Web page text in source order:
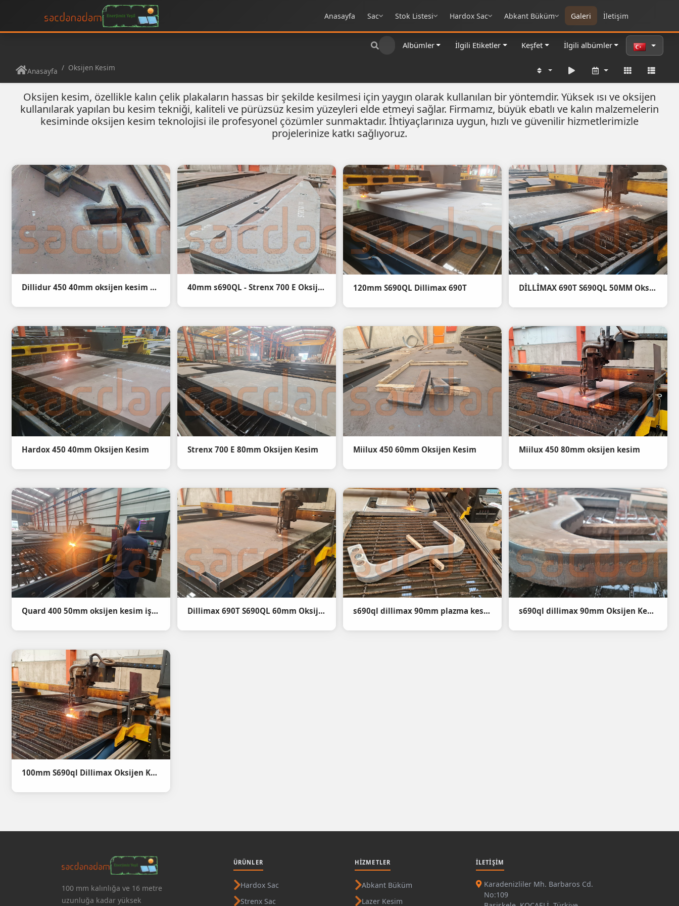
Anasayfa Sac Stok Listesi Hardox Sac Abkant Büküm Galeri İletişim
Albümler İlgili Etiketler Keşfet İlgili albümler
Anasayfa Oksijen Kesim
Oksijen kesim, özellikle kalın çelik plakaların hassas bir şekilde kesilmesi için yaygın olarak kullanılan bir yöntemdir. Yüksek ısı ve oksijen
kullanılarak yapılan bu kesim tekniği, kaliteli ve pürüzsüz kesim yüzeyleri elde etmeyi sağlar. Firmamız, büyük ebatlı ve kalın malzemelerin
kesiminde oksijen kesim teknolojisi ile profesyonel çözümler sunmaktadır. İhtiyaçlarınıza uygun, hızlı ve güvenilir hizmetlerimizle
projelerinize katkı sağlıyoruz.
Dillidur 450 40mm oksijen kesim aşınma sacı 40mm s690QL - Strenx 700 E Oksijen Kesim İşlemi 120mm S690QL Dillimax 690T DİLLİMAX 690T S690QL 50MM Oksijen kesim
Hardox 450 40mm Oksijen Kesim Strenx 700 E 80mm Oksijen Kesim Miilux 450 60mm Oksijen Kesim Miilux 450 80mm oksijen kesim
Quard 400 50mm oksijen kesim işlemi Dillimax 690T S690QL 60mm Oksijen Kesim s690ql dillimax 90mm plazma kesim s690ql dillimax 90mm Oksijen Kesim
100mm S690ql Dillimax Oksijen Kesim
100 mm kalınlığa ve 16 metre
uzunluğa kadar yüksek
ÜRÜNLER
Hardox Sac
Strenx Sac
HIZMETLER
Abkant Büküm
Lazer Kesim
İLETIŞIM
Karadenizliler Mh. Barbaros Cd.
No:109